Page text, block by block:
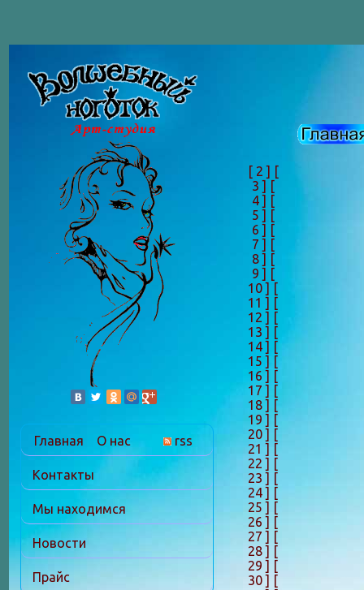
[ 2 ] [
3 ] [
4 ] [
5 ] [
6 ] [
7 ] [
8 ] [
9 ] [
10 ] [
11 ] [
12 ] [
13 ] [
14 ] [
15 ] [
16 ] [
17 ] [
18 ] [
19 ] [
20 ] [
21 ] [
22 ] [
23 ] [
24 ] [
25 ] [
26 ] [
27 ] [
28 ] [
29 ] [
30 ] [
Главная О нас rss
Контакты
Мы находимся
Новости
Прайс